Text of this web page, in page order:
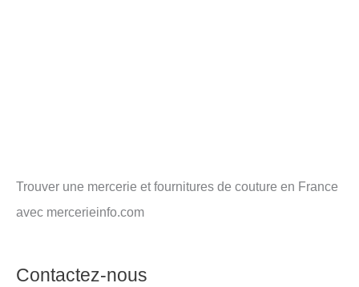
Trouver une mercerie et fournitures de couture en France
avec mercerieinfo.com
Contactez-nous